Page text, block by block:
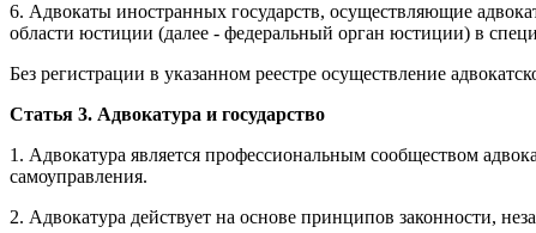
6. Адвокаты иностранных государств, осуществляющие
области юстиции (далее - федеральный орган юстиции) в
Без регистрации в указанном реестре осуществление
Статья 3. Адвокатура и государство
1. Адвокатура является профессиональным сообществом
самоуправления.
2. Адвокатура действует на основе принципов законности,